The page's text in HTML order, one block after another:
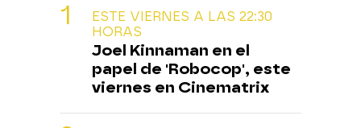
ESTE VIERNES A LAS 22:30
HORAS
Joel Kinnaman en el
papel de 'Robocop', este
viernes en Cinematrix